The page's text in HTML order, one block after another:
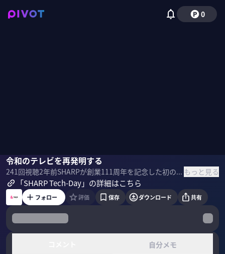
0
令和のテレビを再発明する
241回視聴2年前 SHARPが創業111周年を記念した初の単独大規模技術展示イベント「SHARP Tech-Day」にて行われたPIVOT Sessionの様子を公開。 【SPONSORED】 ＜ゲスト＞ 種谷元隆/シャープ 常務執行役員CTO 兼 R&D担当 小笠原 治/京都芸術大学 教授 ＜目次＞ もっと見る
種谷元隆小笠原治
「SHARP Tech-Day」の詳細はこちら
フォロー 評価 保存 ダウンロード 共有
自分メモ